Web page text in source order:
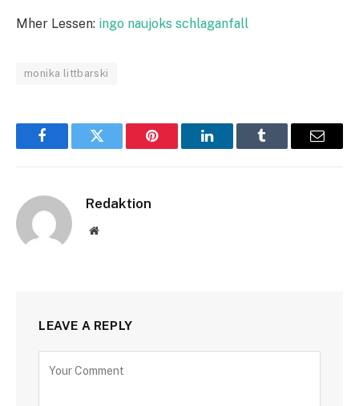
Mher Lessen: ingo naujoks schlaganfall
monika littbarski
FacebookTwitter Pinterest LinkedInTumblr Email
Redaktion
Website
LEAVE A REPLY